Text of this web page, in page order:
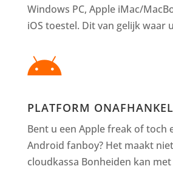
Windows PC, Apple iMac/
iOS toestel. Dit van gelijk waar

PLATFORM
Bent u een Apple freak of toch
Android fanboy? Het maakt
cloudkassa Bonheiden kan